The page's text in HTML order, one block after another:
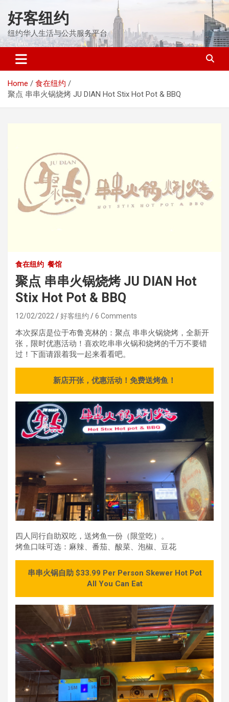
content
好客纽约
纽约华人生活与公共服务平台
Home
食在纽约
聚点 串串火锅烧烤 JU DIAN Hot Stix Hot Pot & BBQ
食在纽约 餐馆
聚点 串串火锅烧烤 JU DIAN Hot
Stix Hot Pot & BBQ
12/02/2022 好客纽约 6 Comments
本次探店是位于布鲁克林的：聚点 串串火锅烧烤，全新开
张，限时优惠活动！喜欢吃串串火锅和烧烤的千万不要错
过！下面请跟着我一起来看看吧。
新店开张，优惠活动！免费送烤鱼！
四人同行自助双吃，送烤鱼一份（限堂吃）。
烤鱼口味可选：麻辣、番茄、酸菜、泡椒、豆花
串串火锅自助 $33.99 Per Person Skewer Hot Pot
All You Can Eat